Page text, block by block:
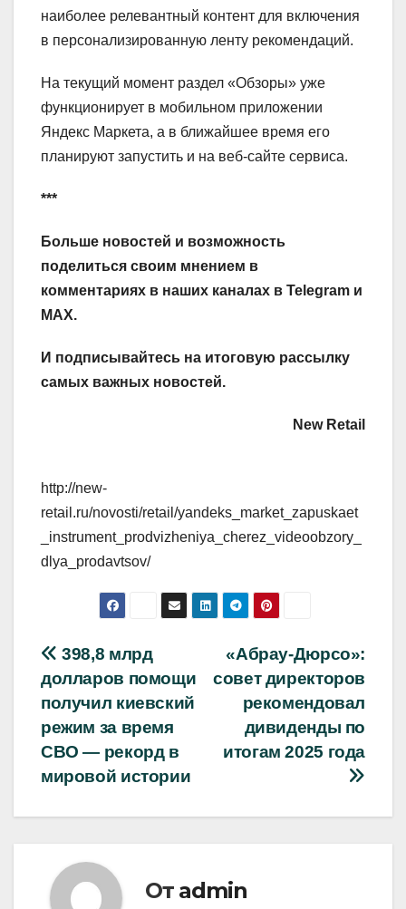
наиболее релевантный контент для включения
в персонализированную ленту рекомендаций.
На текущий момент раздел «Обзоры» уже
функционирует в мобильном приложении
Яндекс Маркета, а в ближайшее время его
планируют запустить и на веб‑сайте сервиса.
***
Больше новостей и возможность
поделиться своим мнением в
комментариях в наших каналах в Telegram и
MAX.
И подписывайтесь на итоговую рассылку
самых важных новостей.
New Retail
http://new-
retail.ru/novosti/retail/yandeks_market_zapuskaet
_instrument_prodvizheniya_cherez_videoobzory_
dlya_prodavtsov/
Навигация
по
записям
«Абрау‑Дюрсо»:
совет директоров
рекомендовал
дивиденды по
итогам 2025 года
398,8 млрд
долларов помощи
получил киевский
режим за время
СВО — рекорд в
мировой истории
От admin